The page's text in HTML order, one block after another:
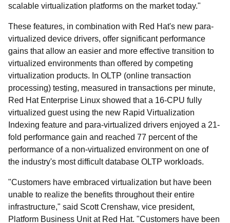
scalable virtualization platforms on the market today."
These features, in combination with Red Hat's new para-
virtualized device drivers, offer significant performance
gains that allow an easier and more effective transition to
virtualized environments than offered by competing
virtualization products. In OLTP (online transaction
processing) testing, measured in transactions per minute,
Red Hat Enterprise Linux showed that a 16-CPU fully
virtualized guest using the new Rapid Virtualization
Indexing feature and para-virtualized drivers enjoyed a 21-
fold performance gain and reached 77 percent of the
performance of a non-virtualized environment on one of
the industry's most difficult database OLTP workloads.
"Customers have embraced virtualization but have been
unable to realize the benefits throughout their entire
infrastructure," said Scott Crenshaw, vice president,
Platform Business Unit at Red Hat. "Customers have been